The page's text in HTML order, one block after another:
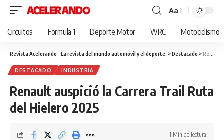
Cambiar
tamaño
fuente
Aa
Circuitos Formula 1 Deporte Motor WRC Motociclismo
Revista Acelerando - La revista del mundo automóvil y el deporte. >Destacado >Renault auspició la Carrera Trail Ruta del Hielero 2025
DESTACADO INDUSTRIA
Renault auspició la Carrera Trail Ruta
del Hielero 2025
1 Min de lectura